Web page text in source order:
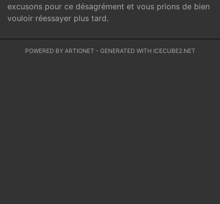
excusons pour ce désagrément et vous prions de bien
vouloir réessayer plus tard.
POWERED BY ARTIONET - GENERATED WITH ICECUBE2.NET